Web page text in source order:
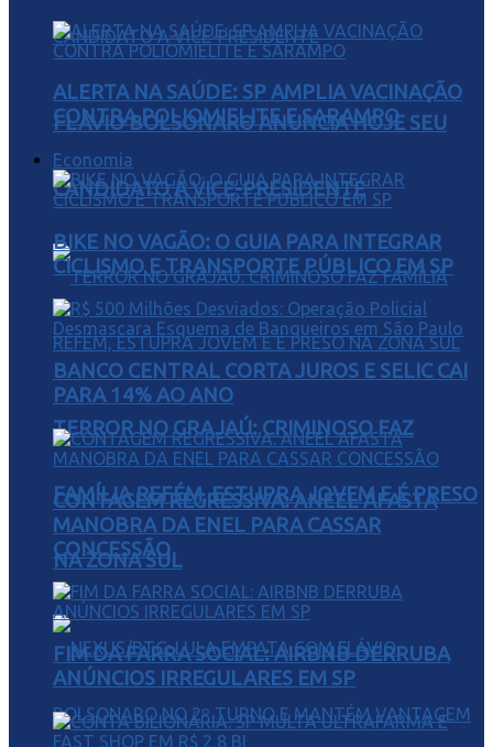
FLÁVIO BOLSONARO ANUNCIA HOJE SEU
CANDIDATO A VICE-PRESIDENTE
TERROR NO GRAJAÚ: CRIMINOSO FAZ
FAMÍLIA REFÉM, ESTUPRA JOVEM E É PRESO
NA ZONA SUL
ALERTA NA SAÚDE: SP AMPLIA VACINAÇÃO
CONTRA POLIOMIELITE E SARAMPO
Economia
BIKE NO VAGÃO: O GUIA PARA INTEGRAR
CICLISMO E TRANSPORTE PÚBLICO EM SP
BANCO CENTRAL CORTA JUROS E SELIC CAI
PARA 14% AO ANO
CONTAGEM REGRESSIVA: ANEEL AFASTA
MANOBRA DA ENEL PARA CASSAR
CONCESSÃO
FIM DA FARRA SOCIAL: AIRBNB DERRUBA
ANÚNCIOS IRREGULARES EM SP